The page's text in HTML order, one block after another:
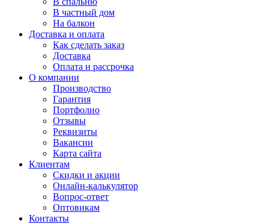
В частный дом
На балкон
Доставка и оплата
Как сделать заказ
Доставка
Оплата и рассрочка
О компании
Производство
Гарантия
Портфолио
Отзывы
Реквизиты
Вакансии
Карта сайта
Клиентам
Скидки и акции
Онлайн-калькулятор
Вопрос-ответ
Оптовикам
Контакты